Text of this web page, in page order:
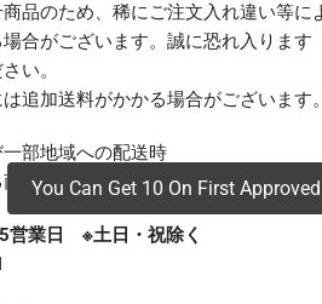
品のため、稀にご注文入れ違い等に
合がございます。誠に恐れ入ります
い。
追加送料がかかる場合がございます。
一部地域への配送時
商品の複数購入時
営業日 ※土日・祝除く
You Can Get 10 On First